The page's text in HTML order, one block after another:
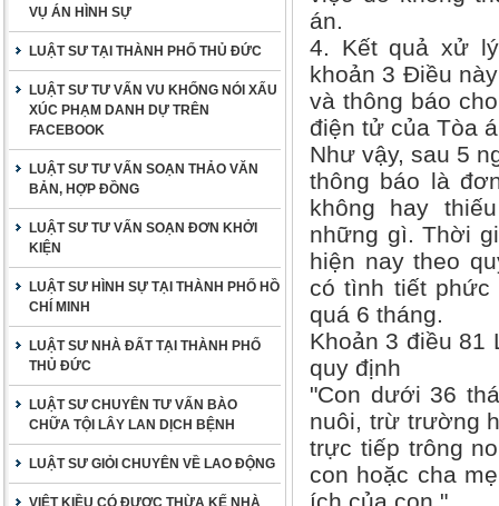
VỤ ÁN HÌNH SỰ
LUẬT SƯ TẠI THÀNH PHỐ THỦ ĐỨC
LUẬT SƯ TƯ VẤN VU KHỐNG NÓI XẤU
XÚC PHẠM DANH DỰ TRÊN
FACEBOOK
LUẬT SƯ TƯ VẤN SOẠN THẢO VĂN
BẢN, HỢP ĐỒNG
LUẬT SƯ TƯ VẤN SOẠN ĐƠN KHỞI
KIỆN
LUẬT SƯ HÌNH SỰ TẠI THÀNH PHỐ HỒ
CHÍ MINH
LUẬT SƯ NHÀ ĐẤT TẠI THÀNH PHỐ
THỦ ĐỨC
LUẬT SƯ CHUYÊN TƯ VẤN BÀO
CHỮA TỘI LÂY LAN DỊCH BỆNH
LUẬT SƯ GIỎI CHUYÊN VỀ LAO ĐỘNG
VIỆT KIỀU CÓ ĐƯỢC THỪA KẾ NHÀ
án.
4. Kết quả xử
khoản 3 Điều
và thông báo
điện tử của Tòa
Như vậy, sau 5
thông báo là
không hay
những gì. Thời
hiện nay theo
có tình tiết phức
quá 6 tháng.
Khoản 3 điều 81
quy định
"Con dưới 36
nuôi, trừ trường
trực tiếp trông
con hoặc cha